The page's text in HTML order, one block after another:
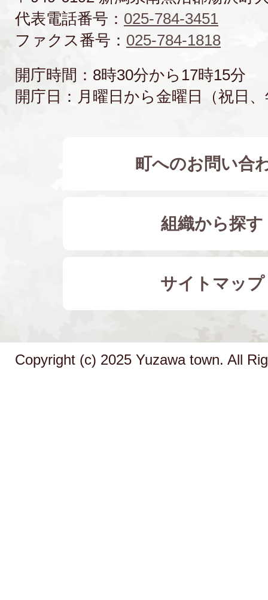
代表電話番号： 025-784-3451
ファクス番号： 025-784-1818
開庁時間：8時30分から17時15分
開庁日：月曜日から金曜日（祝日
町へのお問い合
組織から探す
サイトマップ
Copyright (c) 2025 Yuzawa town. All